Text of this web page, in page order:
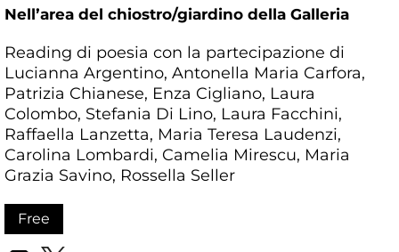
Nellʼarea del chiostro/giardino della Galleria
Reading di poesia con la partecipazione di
Lucianna Argentino, Antonella Maria Carfora,
Patrizia Chianese, Enza Cigliano, Laura
Colombo, Stefania Di Lino, Laura Facchini,
Raffaella Lanzetta, Maria Teresa Laudenzi,
Carolina Lombardi, Camelia Mirescu, Maria
Grazia Savino, Rossella Seller
Free